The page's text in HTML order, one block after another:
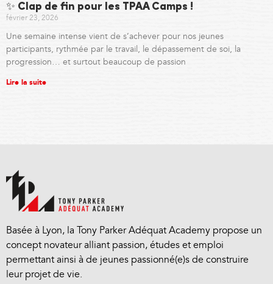
✨ Clap de fin pour les TPAA Camps !
février 23, 2026
Une semaine intense vient de s’achever pour nos jeunes
participants, rythmée par le travail, le dépassement de soi, la
progression… et surtout beaucoup de passion
Lire la suite
Basée à Lyon, la Tony Parker Adéquat Academy propose un
concept novateur alliant passion, études et emploi
permettant ainsi à de jeunes passionné(e)s de construire
leur projet de vie.